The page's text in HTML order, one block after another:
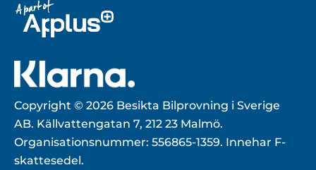
Copyright © 2026 Besikta Bilprovning i Sverige
AB. Källvattengatan 7, 212 23 Malmö.
Organisationsnummer: 556865-1359. Innehar F-
skattesedel.